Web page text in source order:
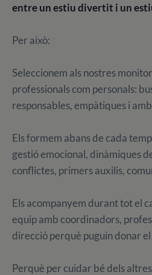
entre un estiu divertit i un
Per això:
Seleccionem als nostres
professionals com personals:
responsables, empàtiques i
Els formem abans de cada
gestió emocional, dinàmiques
conflictes, primers auxilis,
Els acompanyem durant tot el
equip amb coordinadors,
direcció perquè puguin donar
Perquè per cuidar bé dels